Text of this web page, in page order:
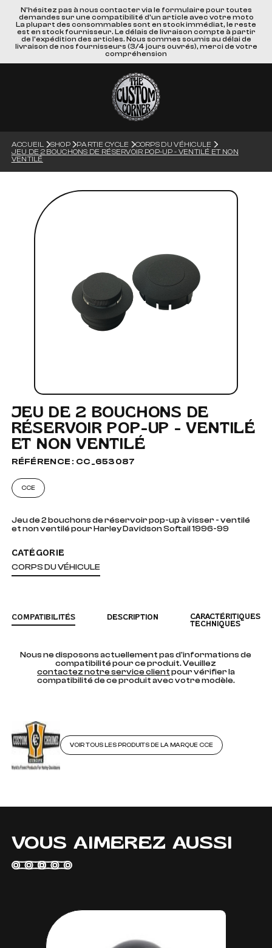
N'hésitez pas à nous contacter via le formulaire pour toutes
demandes sur une compatibilité d'un article avec votre moto
La plupart des consommables sont en stock immédiat, le reste
est en stock fournisseur. Le délais de livraison compte à partir
de l'expédition des articles. Nous sommes soumis au délai de
livraison de nos fournisseurs (3/4 jours ouvrés), merci de votre
compréhension
ACCUEIL SHOP PARTIE CYCLE
CORPS DU VÉHICULE
JEU DE 2 BOUCHONS DE RÉSERVOIR POP-UP - VENTILÉ ET NON
VENTILÉ
JEU DE 2 BOUCHONS DE
RÉSERVOIR POP-UP - VENTILÉ
ET NON VENTILÉ
RÉFÉRENCE : CC_653087
CCE
Jeu de 2 bouchons de réservoir pop-up à visser - ventilé
et non ventilé pour Harley Davidson Softail 1996-99
CATÉGORIE
CORPS DU VÉHICULE
COMPATIBILITÉS DESCRIPTION
CARACTÉRITIQUES
TECHNIQUES
Nous ne disposons actuellement pas d'informations de
compatibilité pour ce produit. Veuillez
contactez notre service clientpour vérifier la
compatibilité de ce produit avec votre modèle.
VOIR TOUS LES PRODUITS DE LA MARQUE CCE
VOUS AIMEREZ AUSSI